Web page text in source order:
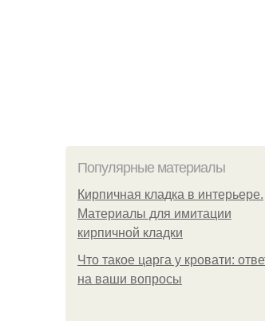
Популярные материалы
Кирпичная кладка в интерьере.
Материалы для имитации
кирпичной кладки
Что такое царга у кровати:
на ваши вопросы